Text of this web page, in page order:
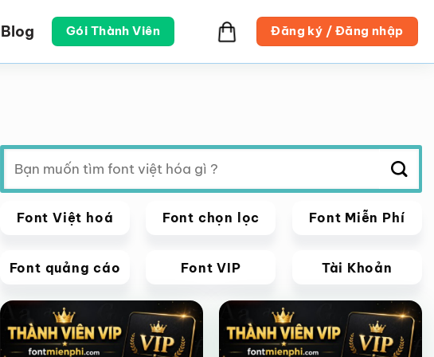
Blog Gói Thành Viên Đăng ký / Đăng nhập
Tìm
kiếm:
Font Việt hoá Font chọn lọc Font Miễn Phí
Font quảng cáo Font VIP Tài Khoản
Giảm giá! Giảm giá!